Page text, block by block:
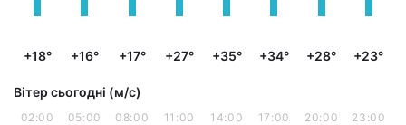
+18° +16° +17° +27° +35° +34° +28° +23°
Вітер сьогодні (м/с)
02:00 05:00 08:00 11:00 14:00 17:00 20:00 23:00